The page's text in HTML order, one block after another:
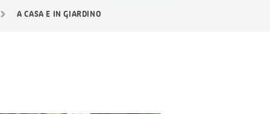
A CASA E IN GIARDINO